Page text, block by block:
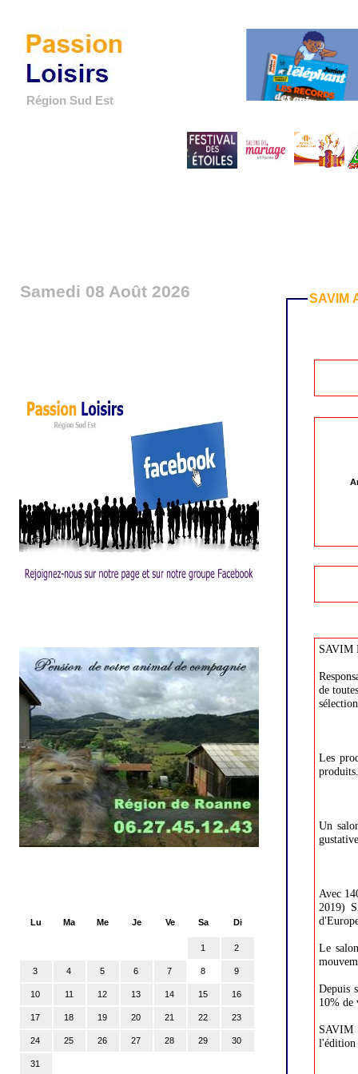
Région Sud Est
Samedi 08 Août 2026
Lu Ma Me Je Ve Sa Di
1 2
3 4 5 6 7 8 9
10 11 12 13 14 15 16
17 18 19 20 21 22 23
24 25 26 27 28 29 30
31
SAVIM
SAVIM
de
Les
produits.
Un
Avec
2019)
Le
Depuis
10% de
SAVIM
l'édition